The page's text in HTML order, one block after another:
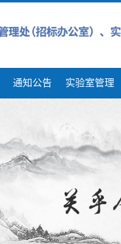
通知公告 实验室管理